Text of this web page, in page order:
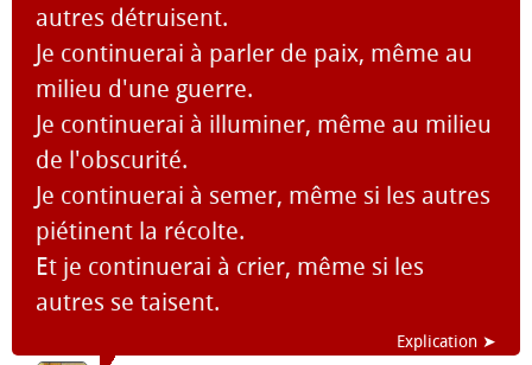
autres détruisent.
Je continuerai à parler de paix, même au
milieu d'une guerre.
Je continuerai à illuminer, même au milieu
de l'obscurité.
Je continuerai à semer, même si les autres
piétinent la récolte.
Et je continuerai à crier, même si les
autres se taisent.
Explication ➤